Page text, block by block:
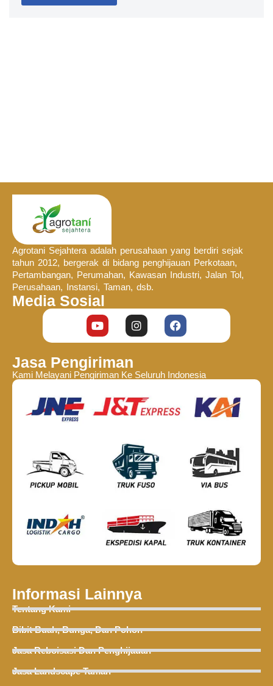
Agrotani Sejahtera adalah perusahaan yang berdiri sejak
tahun 2012, bergerak di bidang penghijauan Perkotaan,
Pertambangan, Perumahan, Kawasan Industri, Jalan Tol,
Perusahaan, Instansi, Taman, dsb.
Media Sosial
Jasa Pengiriman
Kami Melayani Pengiriman Ke Seluruh Indonesia
Informasi Lainnya
Tentang Kami
Bibit Buah, Bunga, Dan Pohon
Jasa Reboisasi Dan Penghijauan
Jasa Landscape Taman